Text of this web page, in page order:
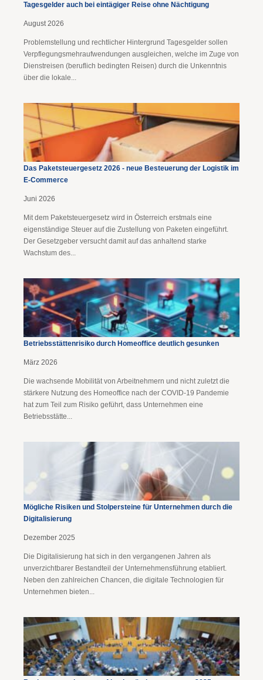
Tagesgelder auch bei eintägiger Reise ohne Nächtigung
August 2026
Problemstellung und rechtlicher Hintergrund Tagesgelder sollen
Verpflegungsmehraufwendungen ausgleichen, welche im Zuge von
Dienstreisen (beruflich bedingten Reisen) durch die Unkenntnis
über die lokale...
Das Paketsteuergesetz 2026 - neue Besteuerung der Logistik im
E-Commerce
Juni 2026
Mit dem Paketsteuergesetz wird in Österreich erstmals eine
eigenständige Steuer auf die Zustellung von Paketen eingeführt.
Der Gesetzgeber versucht damit auf das anhaltend starke
Wachstum des...
Betriebsstättenrisiko durch Homeoffice deutlich gesunken
März 2026
Die wachsende Mobilität von Arbeitnehmern und nicht zuletzt die
stärkere Nutzung des Homeoffice nach der COVID-19 Pandemie
hat zum Teil zum Risiko geführt, dass Unternehmen eine
Betriebsstätte...
Mögliche Risiken und Stolpersteine für Unternehmen durch die
Digitalisierung
Dezember 2025
Die Digitalisierung hat sich in den vergangenen Jahren als
unverzichtbarer Bestandteil der Unternehmensführung etabliert.
Neben den zahlreichen Chancen, die digitale Technologien für
Unternehmen bieten...